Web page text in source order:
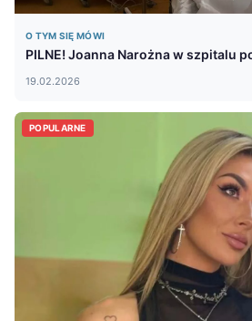
O TYM SIĘ MÓWI
PILNE! Joanna Narożna w szpitalu
19.02.2026
POPULARNE